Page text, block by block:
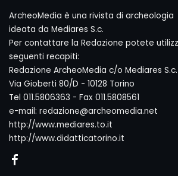
ArcheoMedia è una rivista di archeologia
ideata da Mediares S.c.
Per contattare la Redazione potete
seguenti recapiti:
Redazione ArcheoMedia c/o Mediares S.c.
Via Gioberti 80/D - 10128 Torino
Tel 011.5806363 - Fax 011.5808561
e-mail: redazione@archeomedia.net
http://www.mediares.to.it
http://www.didatticatorino.it